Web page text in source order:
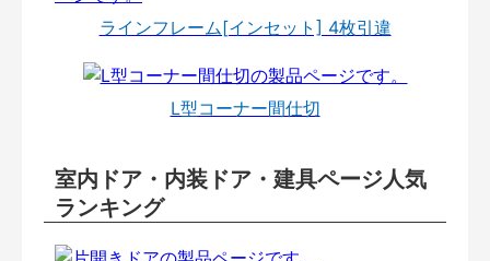
ラインフレーム[インセット] 4枚引違
L型コーナー間仕切
室内ドア・内装ドア・建具ページ人気
ランキング